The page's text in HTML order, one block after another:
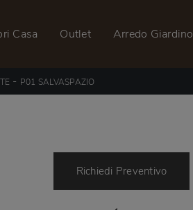
Casa Outlet Arredo Giardino
- P01 SALVASPAZIO
Richiedi Preventivo